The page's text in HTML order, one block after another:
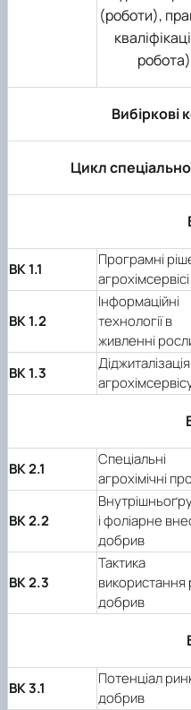
(роботи),
робота)
Цикл
ВК 1.1
Програмні
агрохімсервісі
ВК 1.2
Інформаційні
технології в
живленні
ВК 1.3
Діджиталізація
ВК 2.1
Спеціальні
агрохімічні
ВК 2.2
і фоліарне
добрив
ВК 2.3
Тактика
використання
добрив
ВК 3.1
Потенціал
добрив